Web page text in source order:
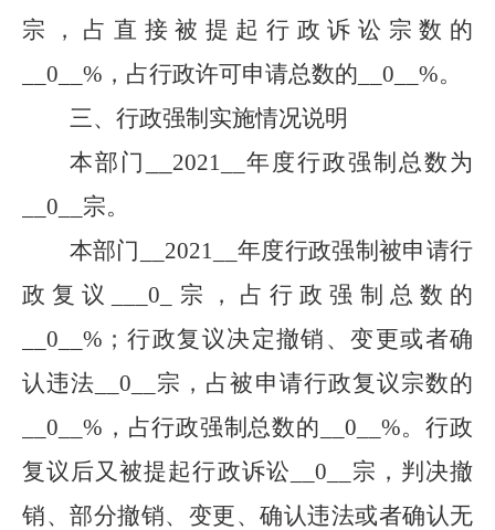
宗，占直接被提起行政诉讼宗数的
0 __%，占行政许可申请总数的__ 0 __%。
三、行政强制实施情况说明
本部门
2021 __年度行政强制总数为
0
宗。
本部门
2021
年度行政强制被申请行
政复议
___0
宗，占行政强制总数的
0
%；行政复议决定撤销、变更或者确
认违法 __0
宗，占被申请行政复议宗数的
0 %，占行政强制总数的 0
%。行政
复议后又被提起行政诉讼
0
宗，判决撤
销、部分撤销、变更、确认违法或者确认无